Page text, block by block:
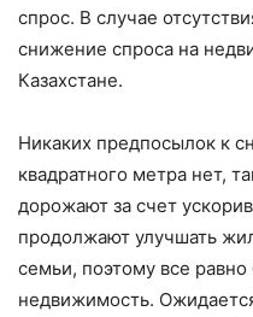
спрос. В случае
снижение спроса на
Казахстане.
Никаких предпосылок к
квадратного метра нет,
дорожают за счет
продолжают улучшать
семьи, поэтому все равно
недвижимость.